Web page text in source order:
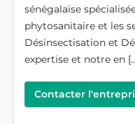
sénégalaise
phytosanitaire et les
Désinsectisation et
expertise et notre en
Contacter